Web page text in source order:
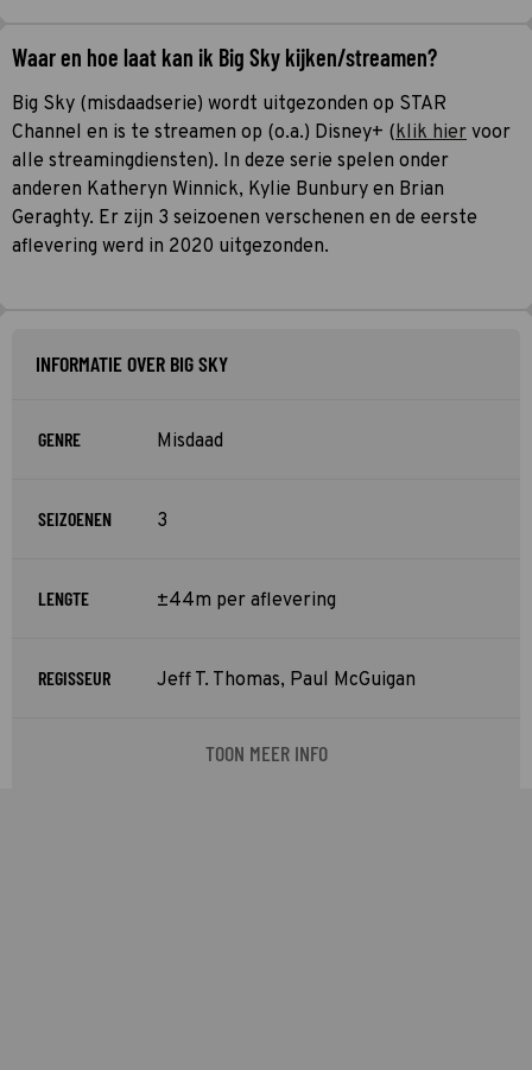
Waar en hoe laat kan ik Big Sky kijken/streamen?
Big Sky (misdaadserie) wordt uitgezonden op STAR
Channel en is te streamen op (o.a.) Disney+ (klik hier voor
alle streamingdiensten). In deze serie spelen onder
anderen Katheryn Winnick, Kylie Bunbury en Brian
Geraghty. Er zijn 3 seizoenen verschenen en de eerste
aflevering werd in 2020 uitgezonden.
INFORMATIE OVER BIG SKY
GENRE Misdaad
SEIZOENEN 3
LENGTE ±44m per aflevering
REGISSEUR Jeff T. Thomas, Paul McGuigan
TOON MEER INFO